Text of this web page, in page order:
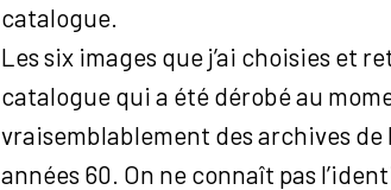
catalogue.
Les six images que j’ai choisies et
catalogue qui a été dérobé au
vraisemblablement des archives
années 60. On ne connaît pas